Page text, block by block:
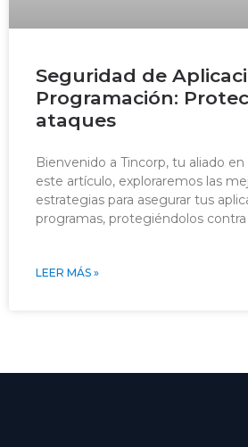
Seguridad de
Programación:
ataques
Bienvenido a Tincorp, tu aliado
este artículo, exploraremos las
estrategias para asegurar tus
programas, protegiéndolos
LEER MÁS »